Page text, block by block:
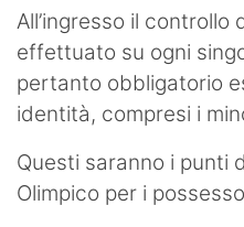
All’ingresso il controllo
effettuato su ogni
pertanto obbligatorio
identità, compresi i
Questi saranno i punti
Olimpico per i